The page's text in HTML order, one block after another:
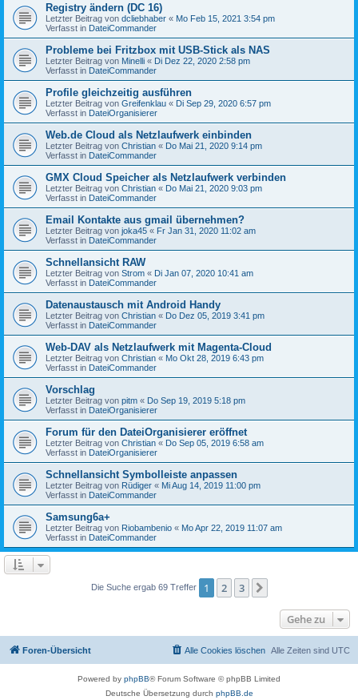
Registry ändern (DC 16)
Letzter Beitrag von dcliebhaber « Mo Feb 15, 2021 3:54 pm
Verfasst in DateiCommander
Probleme bei Fritzbox mit USB-Stick als NAS
Letzter Beitrag von Minelli « Di Dez 22, 2020 2:58 pm
Verfasst in DateiCommander
Profile gleichzeitig ausführen
Letzter Beitrag von Greifenklau « Di Sep 29, 2020 6:57 pm
Verfasst in DateiOrganisierer
Web.de Cloud als Netzlaufwerk einbinden
Letzter Beitrag von Christian « Do Mai 21, 2020 9:14 pm
Verfasst in DateiCommander
GMX Cloud Speicher als Netzlaufwerk verbinden
Letzter Beitrag von Christian « Do Mai 21, 2020 9:03 pm
Verfasst in DateiCommander
Email Kontakte aus gmail übernehmen?
Letzter Beitrag von joka45 « Fr Jan 31, 2020 11:02 am
Verfasst in DateiCommander
Schnellansicht RAW
Letzter Beitrag von Strom « Di Jan 07, 2020 10:41 am
Verfasst in DateiCommander
Datenaustausch mit Android Handy
Letzter Beitrag von Christian « Do Dez 05, 2019 3:41 pm
Verfasst in DateiCommander
Web-DAV als Netzlaufwerk mit Magenta-Cloud
Letzter Beitrag von Christian « Mo Okt 28, 2019 6:43 pm
Verfasst in DateiCommander
Vorschlag
Letzter Beitrag von pitm « Do Sep 19, 2019 5:18 pm
Verfasst in DateiOrganisierer
Forum für den DateiOrganisierer eröffnet
Letzter Beitrag von Christian « Do Sep 05, 2019 6:58 am
Verfasst in DateiOrganisierer
Schnellansicht Symbolleiste anpassen
Letzter Beitrag von Rüdiger « Mi Aug 14, 2019 11:00 pm
Verfasst in DateiCommander
Samsung6a+
Letzter Beitrag von Riobambenio « Mo Apr 22, 2019 11:07 am
Verfasst in DateiCommander
Die Suche ergab 69 Treffer 1 2 3
Gehe zu
Foren-Übersicht Alle Zeiten sind UTC
Alle Cookies löschen
Powered by phpBB® Forum Software © phpBB Limited
Deutsche Übersetzung durch phpBB.de